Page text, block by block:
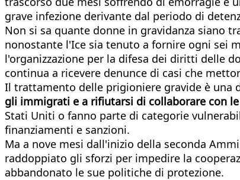
grave infezione derivante dal periodo di
Non si sa quante donne in gravidanza siano
nonostante l'Ice sia tenuto a fornire ogni sei
l'organizzazione per la difesa dei diritti delle
continua a ricevere denunce di casi che
Il trattamento delle prigioniere gravide è una
gli immigrati e a rifiutarsi di collaborare con
Stati Uniti o fanno parte di categorie
finanziamenti e sanzioni.
Ma a nove mesi dall'inizio della seconda
raddoppiato gli sforzi per impedire la
abbandonato le sue politiche di protezione.